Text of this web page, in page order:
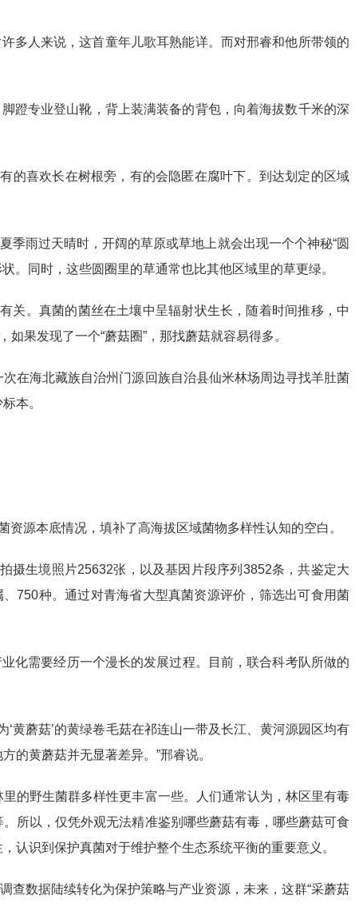
多人来说，这首童年儿歌耳熟能详。而对邢睿和他所带领的
蹬专业登山靴，背上装满装备的背包，向着海拔数千米的深
的喜欢长在树根旁，有的会隐匿在腐叶下。到达划定的区域
季雨过天晴时，开阔的草原或草地上就会出现一个个神秘“圆
。同时，这些圆圈里的草通常也比其他区域里的草更绿。
关。真菌的菌丝在土壤中呈辐射状生长，随着时间推移，中
果发现了一个“蘑菇圈”，那找蘑菇就容易得多。
在海北藏族自治州门源回族自治县仙米林场周边寻找羊肚菌
本。
源本底情况，填补了高海拔区域菌物多样性认知的空白。
摄生境照片25632张，以及基因片段序列3852条，共鉴定大
750种。通过对青海省大型真菌资源评价，筛选出可食用菌
化需要经历一个漫长的发展过程。目前，联合科考队所做的
黄蘑菇’的黄绿卷毛菇在祁连山一带及长江、黄河源园区均有
的黄蘑菇并无显著差异。”邢睿说。
的野生菌群多样性更丰富一些。人们通常认为，林区里有毒
所以，仅凭外观无法精准鉴别哪些蘑菇有毒，哪些蘑菇可食
认识到保护真菌对于维护整个生态系统平衡的重要意义。
查数据陆续转化为保护策略与产业资源，未来，这群“采蘑菇